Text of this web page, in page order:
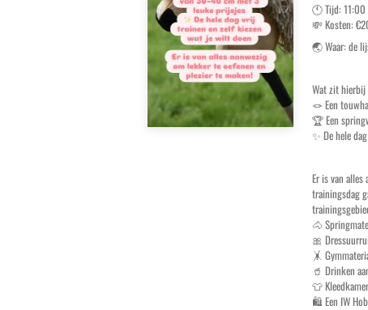
🕚 Tijd:
💸 Kosten:
🌏 Waar: de
Wat zit hierbij
🪢 Een
🏆 Een
✨ De hele
Er is van
trainingsdag
🐴
🎀
🤸
🥤 Drinken
👕
🛍️ Een IW